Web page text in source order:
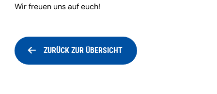
Wir freuen uns auf euch!
ZURÜCK ZUR ÜBERSICHT